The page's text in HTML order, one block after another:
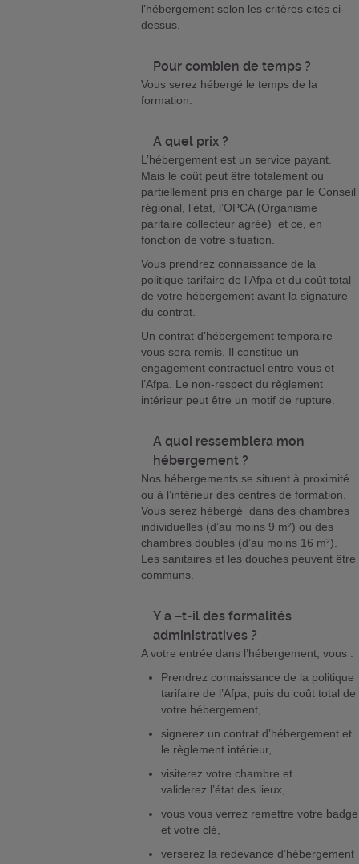
l’hébergement selon les critères cités ci-
dessus.
Pour combien de temps ?
Vous serez hébergé le temps de la
formation.
A quel prix ?
L’hébergement est un service payant.
Mais le coût peut être totalement ou
partiellement pris en charge par le Conseil
régional, l’état, l’OPCA (Organisme
paritaire collecteur agréé) et ce, en
fonction de votre situation.
Vous prendrez connaissance de la
politique tarifaire de l’Afpa et du coût total
de votre hébergement avant la signature
du contrat.
Un contrat d’hébergement temporaire
vous sera remis. Il constitue un
engagement contractuel entre vous et
l’Afpa. Le non-respect du règlement
intérieur peut être un motif de rupture.
A quoi ressemblera mon
hébergement ?
Nos hébergements se situent à proximité
ou à l’intérieur des centres de formation.
Vous serez hébergé dans des chambres
individuelles (d’au moins 9 m²) ou des
chambres doubles (d’au moins 16 m²).
Les sanitaires et les douches peuvent être
communs.
Y a –t-il des formalités
administratives ?
A votre entrée dans l’hébergement, vous :
Prendrez connaissance de la politique
tarifaire de l’Afpa, puis du coût total de
votre hébergement,
signerez un contrat d’hébergement et
le règlement intérieur,
visiterez votre chambre et
validerez l’état des lieux,
vous vous verrez remettre votre badge
et votre clé,
verserez la redevance d’hébergement